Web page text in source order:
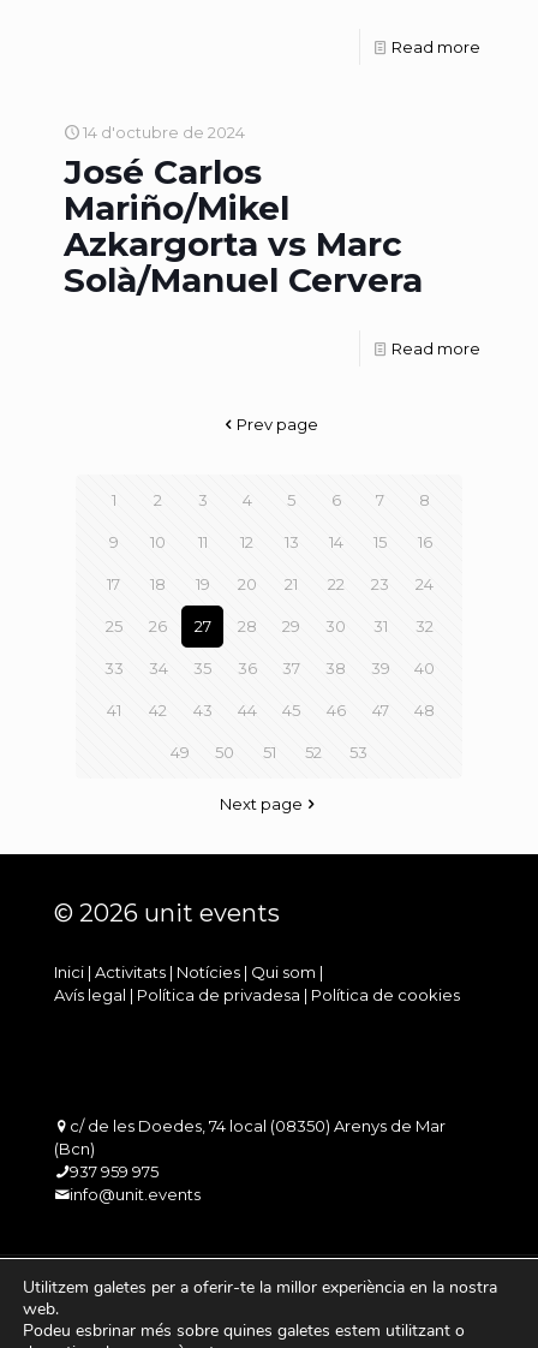
Read more
14 d'octubre de 2024
José Carlos
Mariño/Mikel
Azkargorta vs Marc
Solà/Manuel Cervera
Read more
Prev page
1 2 3 4 5 6 7 8
9 10 11 12 13 14 15 16
17 18 19 20 21 22 23 24
25 26 27 28 29 30 31 32
33 34 35 36 37 38 39 40
41 42 43 44 45 46 47 48
49 50 51 52 53
Next page
© 2026 unit events
Inici | Activitats | Notícies | Qui som |
Avís legal | Política de privadesa | Política de cookies
c/ de les Doedes, 74 local (08350) Arenys de Mar
(Bcn)
937 959 975
info@unit.events
Utilitzem galetes per a oferir-te la millor experiència en la nostra
web.
Podeu esbrinar més sobre quines galetes estem utilitzant o